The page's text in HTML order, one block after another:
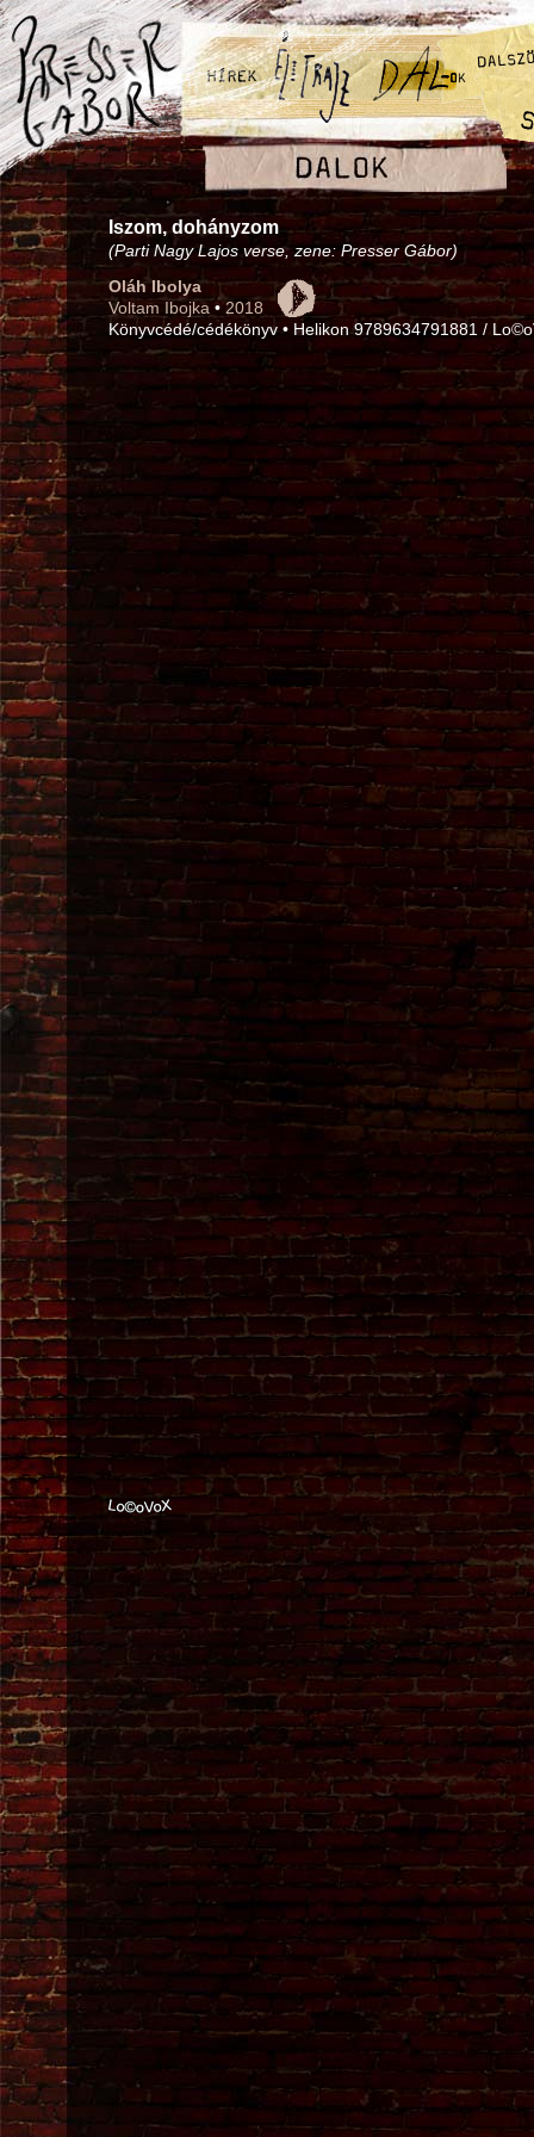
Iszom, dohányzom
(Parti Nagy Lajos verse, zene: Presser Gábor)
Oláh Ibolya
Voltam Ibojka • 2018
Könyvcédé/cédékönyv • Helikon 9789634791881 /